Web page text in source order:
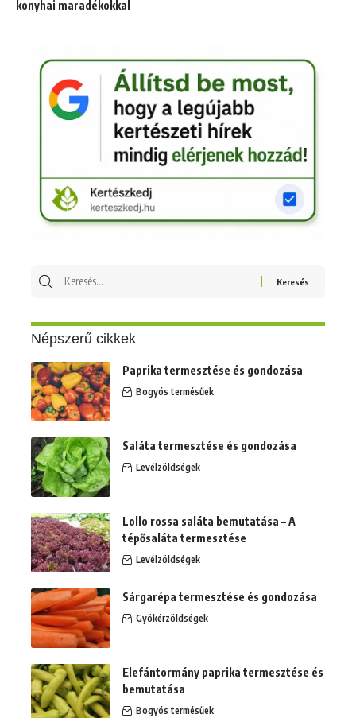
konyhai maradékokkal
Keresés
Népszerű cikkek
Paprika termesztése és gondozása
Bogyós termésűek
Saláta termesztése és gondozása
Levélzöldségek
Lollo rossa saláta bemutatása – A
tépősaláta termesztése
Levélzöldségek
Sárgarépa termesztése és gondozása
Gyökérzöldségek
Elefántormány paprika termesztése és
bemutatása
Bogyós termésűek